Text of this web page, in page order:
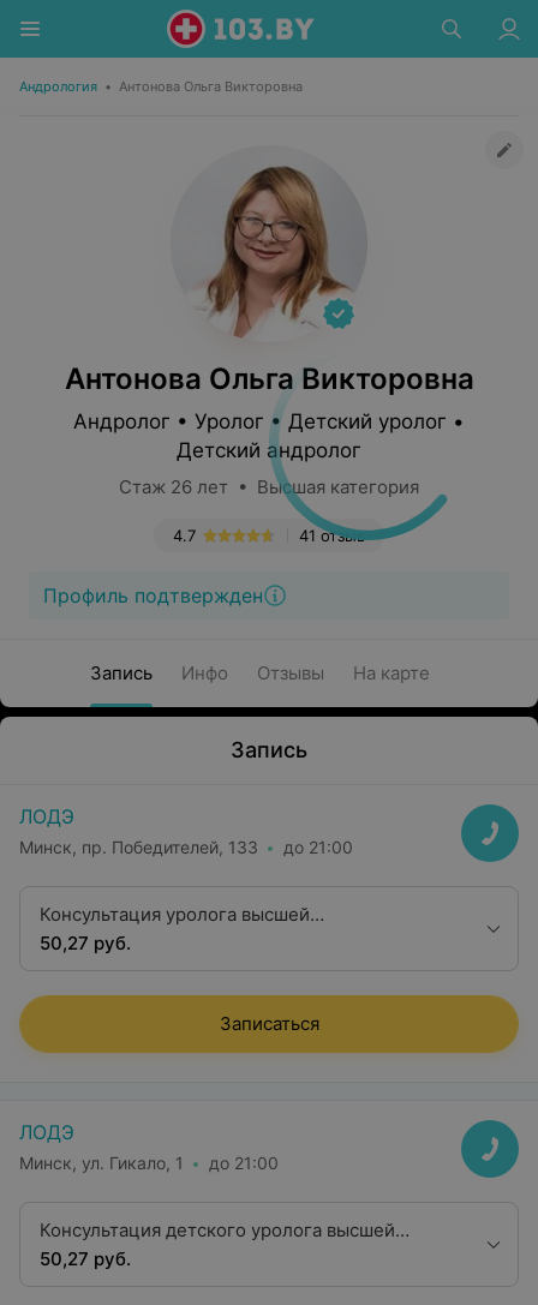
Андрология • Антонова Ольга Викторовна
Антонова Ольга Викторовна
Андролог • Уролог • Детский уролог •
Детский андролог
Стаж 26 лет • Высшая категория
41 отзыв
4.7
Профиль подтвержден
Запись Инфо Отзывы На карте
Запись
ЛОДЭ
Минск, пр. Победителей, 133 до 21:00
Консультация уролога высшей
квалификационной категории
50,27 руб.
Записаться
ЛОДЭ
Минск, ул. Гикало, 1 до 21:00
Консультация детского уролога высшей
квалификационной категории
50,27 руб.